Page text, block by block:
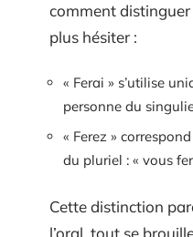
comment
plus hésiter :
« Ferai » s’utilise
personne du
« Ferez »
du pluriel : « vous
Cette distinction
l’oral, tout se